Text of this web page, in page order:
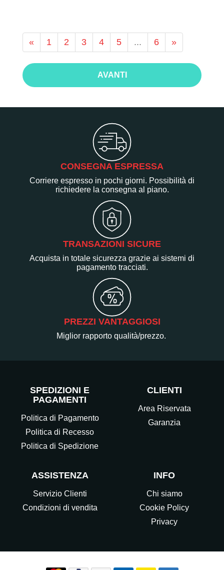
« 1 2 3 4 5 ... 6 »
AVANTI
CONSEGNA ESPRESSA
Corriere espresso in pochi giorni. Possibilità di
richiedere la consegna al piano.
TRANSAZIONI SICURE
Acquista in totale sicurezza grazie ai sistemi di
pagamento tracciati.
PREZZI VANTAGGIOSI
Miglior rapporto qualità/prezzo.
SPEDIZIONI E
PAGAMENTI
Politica di Pagamento
Politica di Recesso
Politica di Spedizione
CLIENTI
Area Riservata
Garanzia
ASSISTENZA
Servizio Clienti
Condizioni di vendita
INFO
Chi siamo
Cookie Policy
Privacy